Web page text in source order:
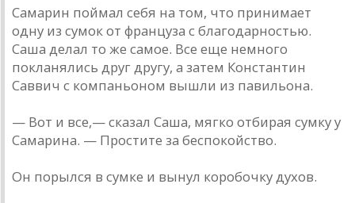
Самарин поймал себя на том, что принимает
одну из сумок от француза с благодарностью.
Саша делал то же самое. Все еще немного
покланялись друг другу, а затем Константин
Саввич с компаньоном вышли из павильона.
— Вот и все,— сказал Саша, мягко отбирая сумку у
Самарина. — Простите за беспокойство.
Он порылся в сумке и вынул коробочку духов.